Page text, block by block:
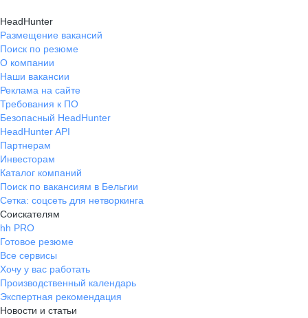
HeadHunter
Размещение вакансий
Поиск по резюме
О компании
Наши вакансии
Реклама на сайте
Требования к ПО
Безопасный HeadHunter
HeadHunter API
Партнерам
Инвесторам
Каталог компаний
Поиск по вакансиям в Бельгии
Сетка: соцсеть для нетворкинга
Соискателям
hh PRO
Готовое резюме
Все сервисы
Хочу у вас работать
Производственный календарь
Экспертная рекомендация
Новости и статьи